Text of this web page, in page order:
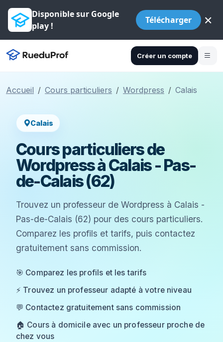
Disponible sur Google
play !
Télécharger ×
Créer un compte
Accueil Cours particuliers Wordpress Calais
Calais
Cours particuliers de
Wordpress à Calais - Pas-
de-Calais (62)
Trouvez un professeur de Wordpress à Calais -
Pas-de-Calais (62) pour des cours particuliers.
Comparez les profils et tarifs, puis contactez
gratuitement sans commission.
🎯 Comparez les profils et les tarifs
⚡ Trouvez un professeur adapté à votre niveau
💬 Contactez gratuitement sans commission
🏠 Cours à domicile avec un professeur proche de
chez vous